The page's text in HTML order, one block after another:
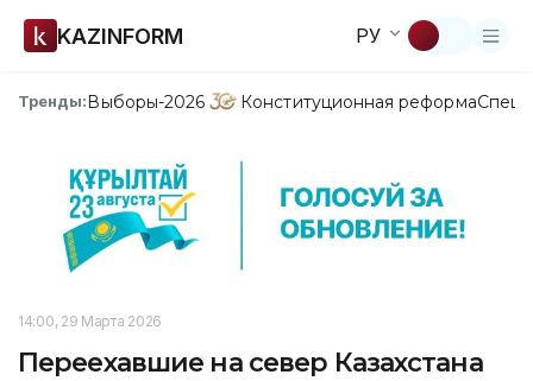
KAZINFORM РУ
Тренды:Выборы-2026 Конституционная реформа
14:00, 29 Марта 2026
Переехавшие на север Казахстана